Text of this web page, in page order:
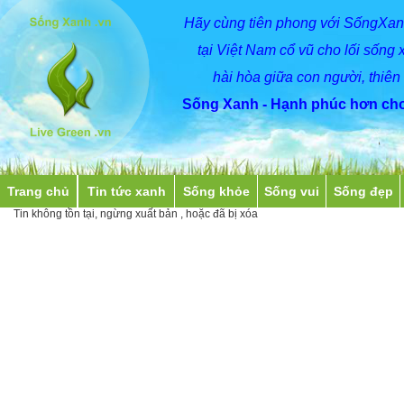
Hãycùng tiên phong với
tại Việt Nam cổ vũ cho lối sống
hài hòa giữa con người, thiên
Sống Xanh - Hạnh phúc hơn
Trang chủ Tin tức xanh Sống khỏe Sống vui Sống đẹp
Tin không tồn tại, ngừng xuất bản , hoặc đã bị xóa